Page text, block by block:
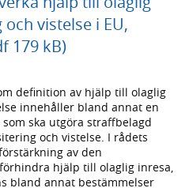
vistelse i EU,
179 kB)
definition av hjälp till olaglig
innehåller bland annat en
ska utgöra straffbelagd
och vistelse. I rådets
av den
hjälp till olaglig inresa,
bland annat bestämmelser